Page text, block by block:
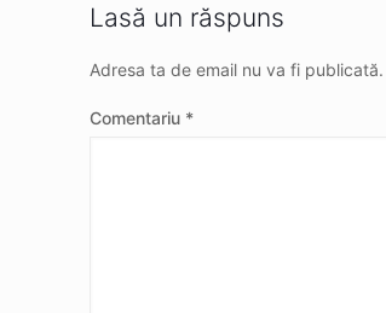
Lasă un răspuns
Adresa ta de email nu va fi publicată.
Comentariu *